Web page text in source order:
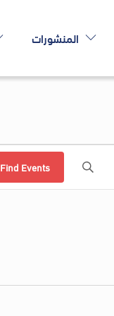
المنشورات
Find Events